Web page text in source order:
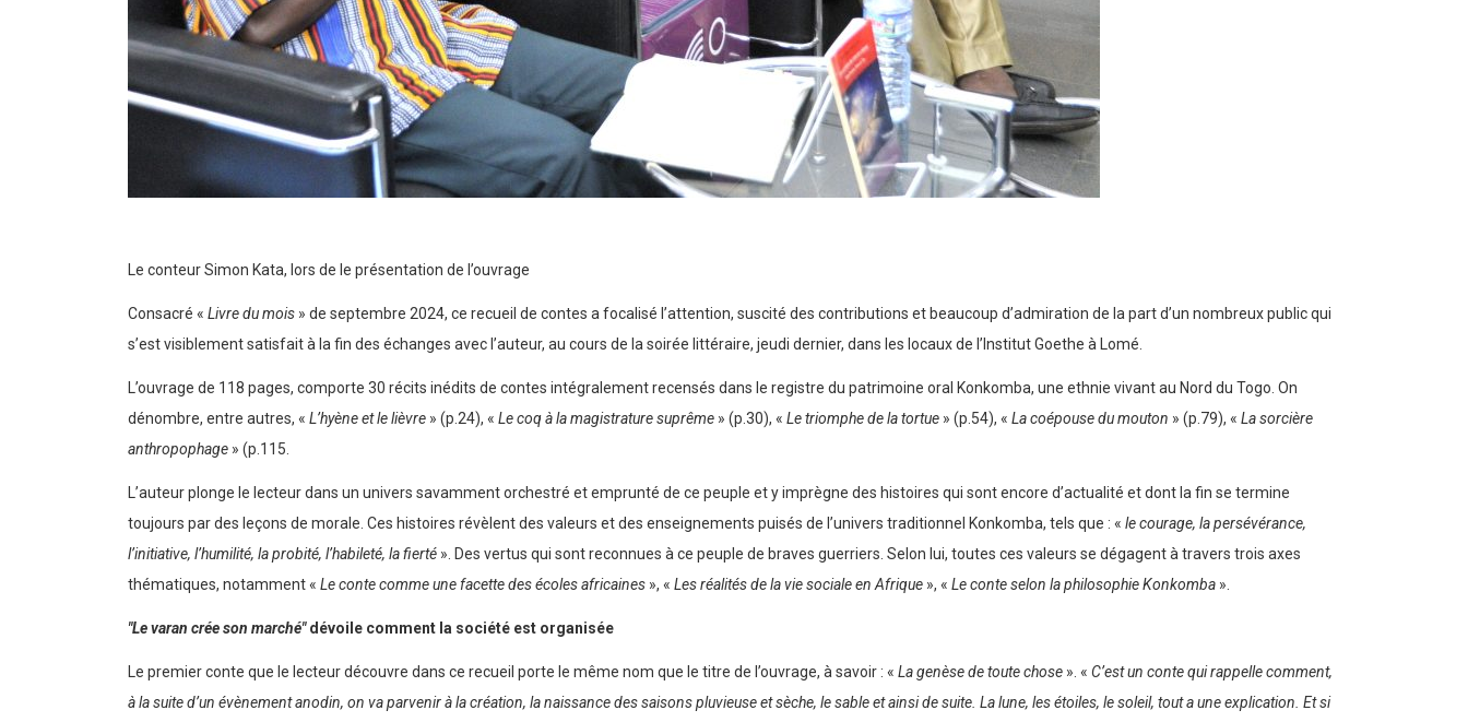
Le conteur Simon Kata, lors de le présentation de l’ouvrage
Consacré « Livre du mois » de septembre 2024, ce recueil de contes a focalisé l’attention, suscité des contributions et beaucoup d’admiration de la part d’un nombreux public qui
s’est visiblement satisfait à la fin des échanges avec l’auteur, au cours de la soirée littéraire, jeudi dernier, dans les locaux de l’Institut Goethe à Lomé.
L’ouvrage de 118 pages, comporte 30 récits inédits de contes intégralement recensés dans le registre du patrimoine oral Konkomba, une ethnie vivant au Nord du Togo. On
dénombre, entre autres, « L’hyène et le lièvre » (p.24), « Le coq à la magistrature suprême » (p.30), « Le triomphe de la tortue » (p.54), « La coépouse du mouton » (p.79), « La sorcière
anthropophage » (p.115.
L’auteur plonge le lecteur dans un univers savamment orchestré et emprunté de ce peuple et y imprègne des histoires qui sont encore d’actualité et dont la fin se termine
toujours par des leçons de morale. Ces histoires révèlent des valeurs et des enseignements puisés de l’univers traditionnel Konkomba, tels que : « le courage, la persévérance,
l’initiative, l’humilité, la probité, l’habileté, la fierté ». Des vertus qui sont reconnues à ce peuple de braves guerriers. Selon lui, toutes ces valeurs se dégagent à travers trois axes
thématiques, notamment « Le conte comme une facette des écoles africaines », « Les réalités de la vie sociale en Afrique », « Le conte selon la philosophie Konkomba ».
″Le varan crée son marché″dévoile comment la société est organisée
Le premier conte que le lecteur découvre dans ce recueil porte le même nom que le titre de l’ouvrage, à savoir : « La genèse de toute chose ». « C’est un conte qui rappelle comment,
à la suite d’un évènement anodin, on va parvenir à la création, la naissance des saisons pluvieuse et sèche, le sable et ainsi de suite. La lune, les étoiles, le soleil, tout a une explication. Et si